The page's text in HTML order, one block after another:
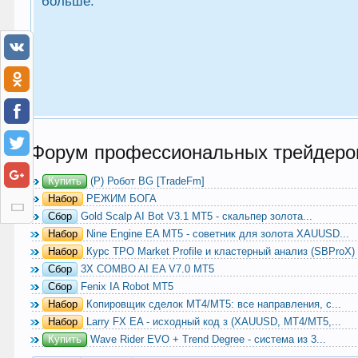
Форум профессиональных
Купить
(Р) Робот BG [TradeFm]
Набор
РЕЖИМ БОГА
Сбор
Gold Scalp AI Bot V3.1 MT5 - скальпер золота...
Набор
Nine Engine EA MT5 - советник для золота XAUUSD...
Набор
Курс TPO Market Profile и кластерный анализ (SBProX)
Сбор
3X COMBO AI EA V7.0 MT5
Сбор
Fenix IA Robot MT5
Набор
Копировщик сделок MT4/MT5: все направления, с...
Набор
Larry FX EA - исходный код з (XAUUSD, MT4/MT5,...
Купить
Wave Rider EVO + Trend Degree - система из 3...